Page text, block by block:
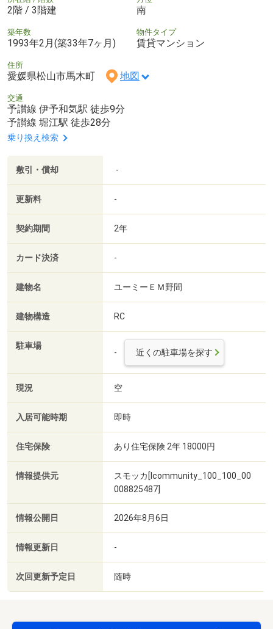
2階 / 3階建 南
築年数
1993年2月(築33年7ヶ月)
物件タイプ
賃貸マンション
住所
愛媛県松山市馬木町 地図
交通
予讃線 伊予和気駅 徒歩9分
予讃線 堀江駅 徒歩28分
乗り換え検索
敷引・償却 -
更新料 -
契約期間 2年
カード決済 -
建物名 ユーミーＥＭ野間
建物構造 RC
駐車場
- 近くの駐車場を探す
現況 空
入居可能時期 即時
住宅保険 あり住宅保険 2年 18000円
情報提供元
スモッカ[lcommunity_100_100_00
008825487]
情報公開日 2026年8月6日
情報更新日 -
次回更新予定日 随時